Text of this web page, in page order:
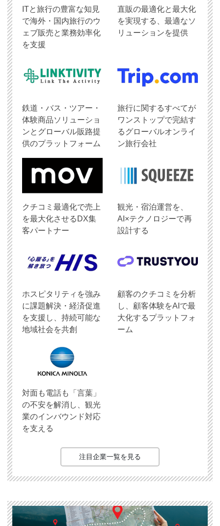
ITと旅行の豊富な知見
で海外・国内旅行のウ
ェブ販売と業務効率化
を支援
直販の最適化と最大化
を実現する、最適なソ
リューションを提供
鉄道・バス・ツアー・
体験商品ソリューショ
ンとグローバル販路提
供のプラットフォーム
旅行に関するすべてが
ワンストップで完結す
るグローバルオンライ
ン旅行会社
クチコミ最適化で売上
を最大化させるDX集
客パートナー
観光・宿泊運営を、
AI×テクノロジーで再
設計する
ホスピタリティを強み
に課題解決・経済促進
を支援し、持続可能な
地域社会を共創
顧客のクチコミを分析
し、顧客体験をAIで最
大化するプラットフォ
ーム
対面も電話も「言葉」
の不安を解消し、観光
業のインバウンド対応
を支える
注目企業一覧を見る